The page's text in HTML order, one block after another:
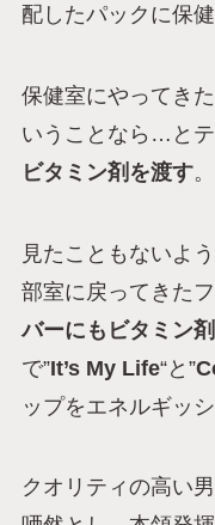
配したパックに保
保健室にやってき
いうことなら…と
ビタミン剤を渡す。
見たこともないよ
部室に戻ってきたフ
バーにもビタミン
で”It’s My Life“と”
ップをエネルギッ
クオリティの高い